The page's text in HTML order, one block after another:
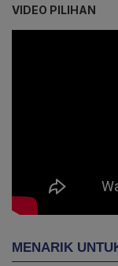
VIDEO PILIHAN